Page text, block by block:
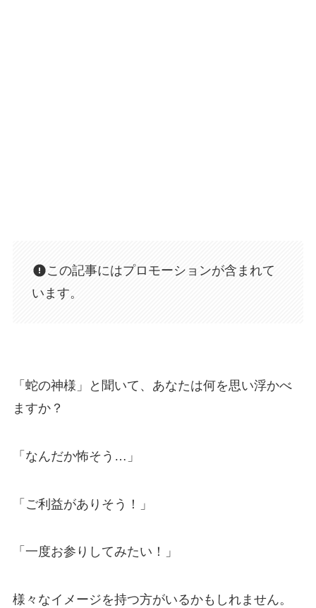
この記事にはプロモーションが含まれて
います。
「蛇の神様」と聞いて、あなたは何を思い浮かべ
ますか？
「なんだか怖そう…」
「ご利益がありそう！」
「一度お参りしてみたい！」
様々なイメージを持つ方がいるかもしれません。